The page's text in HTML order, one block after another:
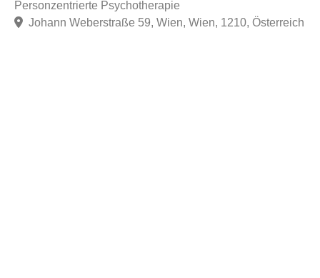
Personzentrierte Psychotherapie
Johann Weberstraße 59, Wien, Wien, 1210, Österreich